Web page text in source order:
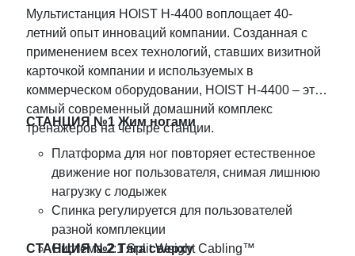
Мультистанция HOIST H-4400 воплощает 40-
летний опыт инноваций компании. Созданная с
применением всех технологий, ставших визитной
карточкой компании и используемых в
коммерческом оборудовании, HOIST H-4400 – это
самый современный домашний комплекс
тренажеров на четыре станции.
СТАНЦИЯ №1 Жим ногами
Платформа для ног повторяет естественное
движение ног пользователя, снимая лишнюю
нагрузку с лодыжек
Спинка регулируется для пользователей
разной комплекции
Система 2:1 Split Weight Cabling™
СТАНЦИЯ №2 Тяга сверху